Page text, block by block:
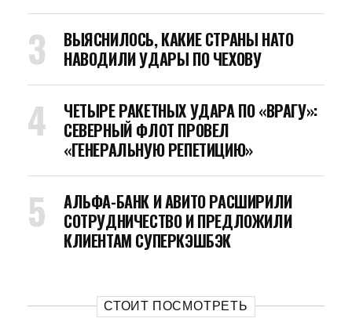
ВЫЯСНИЛОСЬ, КАКИЕ СТРАНЫ НАТО
НАВОДИЛИ УДАРЫ ПО ЧЕХОВУ
ЧЕТЫРЕ РАКЕТНЫХ УДАРА ПО «ВРАГУ»:
СЕВЕРНЫЙ ФЛОТ ПРОВЕЛ
«ГЕНЕРАЛЬНУЮ РЕПЕТИЦИЮ»
АЛЬФА-БАНК И АВИТО РАСШИРИЛИ
СОТРУДНИЧЕСТВО И ПРЕДЛОЖИЛИ
КЛИЕНТАМ СУПЕРКЭШБЭК
СТОИТ ПОСМОТРЕТЬ